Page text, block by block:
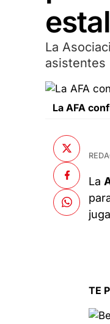
La
asistentes
La AFA
La
TE